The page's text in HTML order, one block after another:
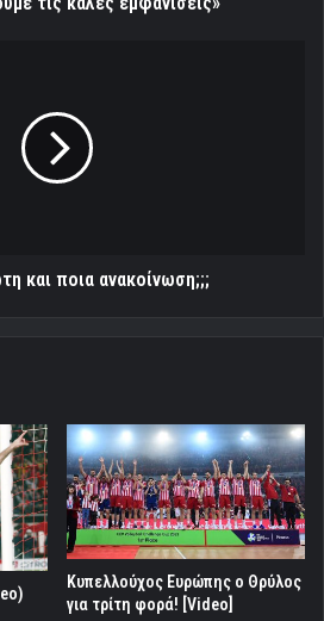
και ποια ανακοίνωση;;;
Κυπελλούχος Ευρώπης ο Θρύλος
για τρίτη φορά! [Video]